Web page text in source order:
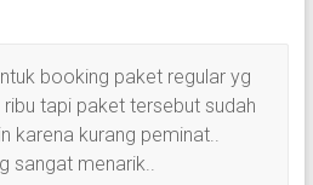
booking paket regular yg
tapi paket tersebut sudah
karena kurang peminat..
sangat menarik..